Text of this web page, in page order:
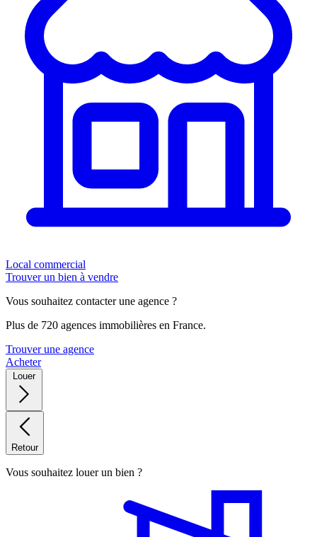
Local commercial
Trouver un bien à vendre
Vous souhaitez contacter une agence ?
Plus de 720 agences immobilières en France.
Trouver une agence
Acheter
Louer
Retour
Vous souhaitez louer un bien ?